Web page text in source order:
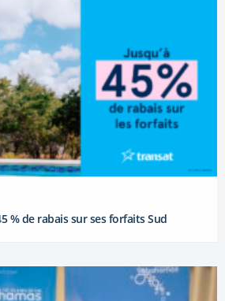
% de rabais sur ses forfaits Sud